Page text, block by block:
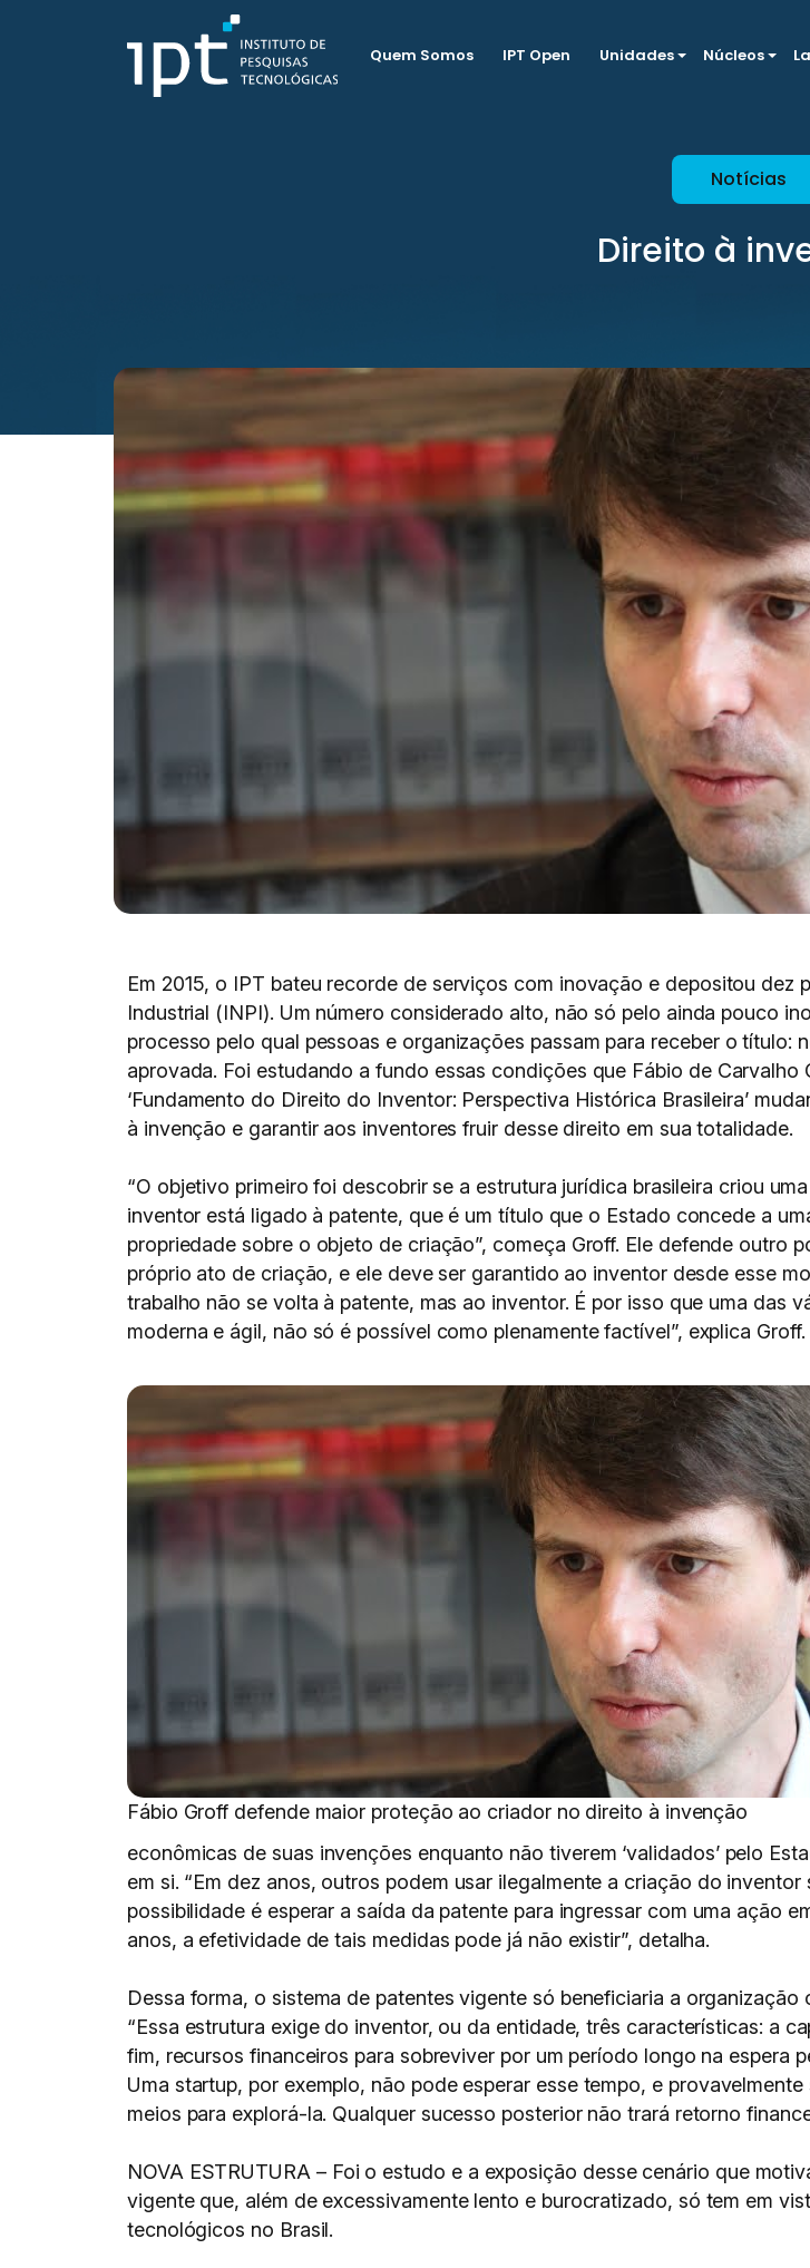
Quem Somos IPT Open Unidades Núcleos
Notícias
Direito à
Em 2015, o IPT bateu recorde de serviços com inovação e depositou
Industrial (INPI). Um número considerado alto, não só pelo ainda pouco
processo pelo qual pessoas e organizações passam para receber o título:
aprovada. Foi estudando a fundo essas condições que Fábio de
‘Fundamento do Direito do Inventor: Perspectiva Histórica Brasileira’
à invenção e garantir aos inventores fruir desse direito em sua totalidade.
“O objetivo primeiro foi descobrir se a estrutura jurídica brasileira criou
inventor está ligado à patente, que é um título que o Estado concede a
propriedade sobre o objeto de criação”, começa Groff. Ele defende outro
próprio ato de criação, e ele deve ser garantido ao inventor desde esse
trabalho não se volta à patente, mas ao inventor. É por isso que uma das
moderna e ágil, não só é possível como plenamente factível”, explica Groff.
Fábio Groff defende maior proteção ao criador no direito à invenção
econômicas de suas invenções enquanto não tiverem ‘validados’ pelo
em si. “Em dez anos, outros podem usar ilegalmente a criação do
possibilidade é esperar a saída da patente para ingressar com uma ação
anos, a efetividade de tais medidas pode já não existir”, detalha.
Dessa forma, o sistema de patentes vigente só beneficiaria a
“Essa estrutura exige do inventor, ou da entidade, três características: a
fim, recursos financeiros para sobreviver por um período longo na espera
Uma startup, por exemplo, não pode esperar esse tempo, e
meios para explorá-la. Qualquer sucesso posterior não trará retorno
NOVA ESTRUTURA – Foi o estudo e a exposição desse cenário que
vigente que, além de excessivamente lento e burocratizado, só tem em
tecnológicos no Brasil.